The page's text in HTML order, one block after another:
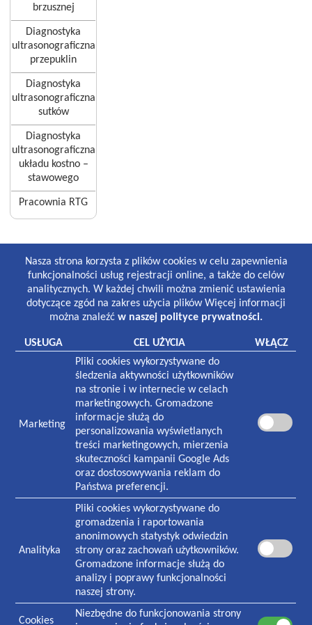
brzusznej
Diagnostyka
ultrasonograficzna
przepuklin
Diagnostyka
ultrasonograficzna
sutków
Diagnostyka
ultrasonograficzna
układu kostno –
stawowego
Pracownia RTG
Lekarze i gabinety stomatologiczne:
8:30-19:00 poniedziałek-piątek
8:30-13:00 sobota
Laboratorium:
7:00-16:00 poniedziałek-piątek
8:30-12:30 sobota
Pracownia rentgenowska:
8:00-18:30 poniedziałek-piątek
8:30-13:00 sobota
NASZA PLACÓWKA
Plac Zwycięstwa 1
70-233 Szczecin
Czynna w godzinach:
7:30-19:00 poniedziałek-piątek
8:30-13:00 sobota
KONTAKT
Informacja i rejestracja ogólna
91 434 73 06
Rejestracja stomatologiczna
91 484 65 67
Nasza strona korzysta z plików cookies w celu zapewnienia
funkcjonalności usług rejestracji online, a także do celów
analitycznych. W każdej chwili można zmienić ustawienia
dotyczące zgód na zakres użycia plików Więcej informacji
można znaleźć w naszej polityce prywatności.
USŁUGA CEL UŻYCIA WŁĄCZ
Marketing
Pliki cookies wykorzystywane do
śledzenia aktywności użytkowników
na stronie i w internecie w celach
marketingowych. Gromadzone
informacje służą do
personalizowania wyświetlanych
treści marketingowych, mierzenia
skuteczności kampanii Google Ads
oraz dostosowywania reklam do
Państwa preferencji.
Analityka
Pliki cookies wykorzystywane do
gromadzenia i raportowania
anonimowych statystyk odwiedzin
strony oraz zachowań użytkowników.
Gromadzone informacje służą do
analizy i poprawy funkcjonalności
naszej strony.
Cookies
Niezbędne do funkcjonowania strony